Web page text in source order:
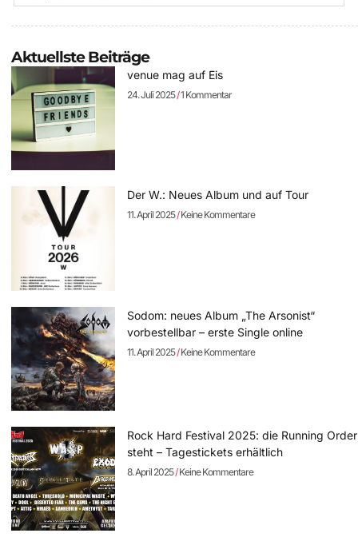
Aktuellste Beiträge
venue mag auf Eis
24. Juli 2025 1 Kommentar
Der W.: Neues Album und auf Tour
11. April 2025 Keine Kommentare
Sodom: neues Album „The Arsonist“
vorbestellbar – erste Single online
11. April 2025 Keine Kommentare
Rock Hard Festival 2025: die Running Order
steht – Tagestickets erhältlich
8. April 2025 Keine Kommentare